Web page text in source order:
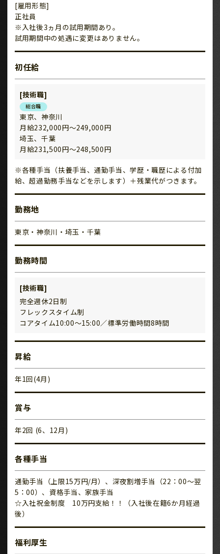
[雇用形態]
正社員
※入社後3ヵ月の試用期間あり。
試用期間中の処遇に変更はありません。
初任給
[技術職]
総合職
東京、神奈川
月給232,000円～249,000円
埼玉、千葉
月給231,500円～248,500円
※各種手当（扶養手当、通勤手当、学歴・職歴による付加
給、超過勤務手当などを示します）＋残業代がつきます。
勤務地
東京・神奈川・埼玉・千葉
勤務時間
[技術職]
完全週休2日制
フレックスタイム制
コアタイム10:00～15:00／標準労働時間8時間
昇給
年1回(4月)
賞与
年2回 (6、12月)
各種手当
通勤手当（上限15万円/月）、深夜割増手当（22：00～翌
5：00）、資格手当、家族手当
☆入社祝金制度 10万円支給！！（入社後在籍6か月経過
後）
福利厚生